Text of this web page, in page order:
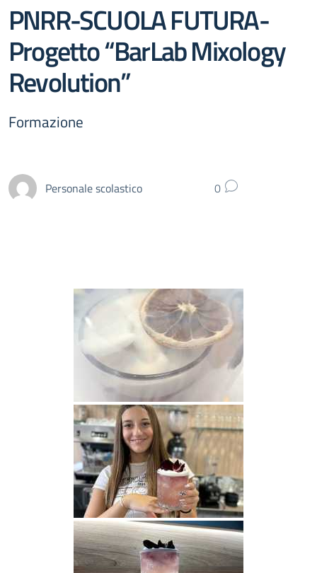
PNRR-SCUOLA FUTURA-
Progetto “BarLab Mixology
Revolution”
Formazione
Personale scolastico 0